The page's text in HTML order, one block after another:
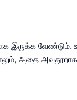
இருக்க வேண்டும்.
அதை அவதூறாக